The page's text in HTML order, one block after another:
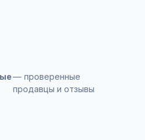
— проверенные
продавцы и отзывы